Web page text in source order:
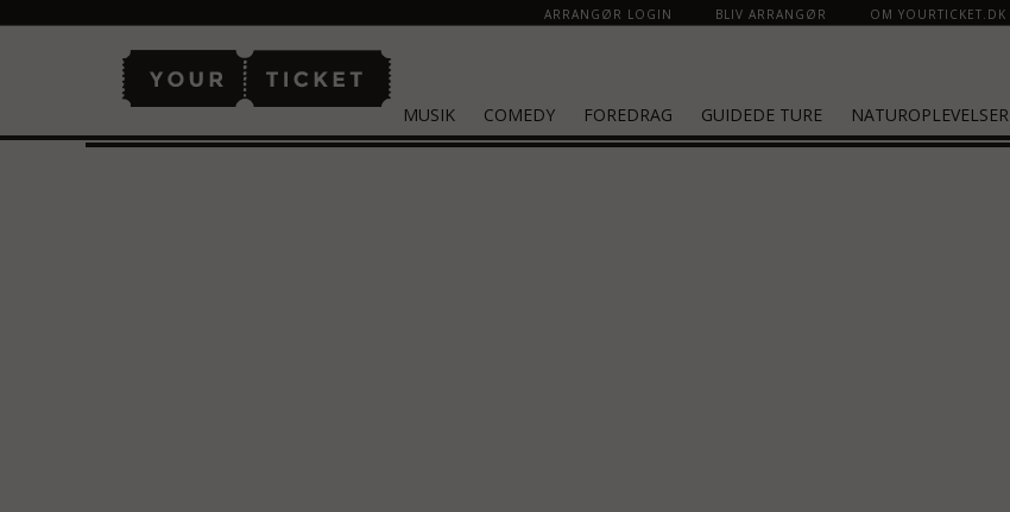
ARRANGØR LOGIN BLIV ARRANGØR OM YOURTICKET.DK
MUSIK COMEDY FOREDRAG GUIDEDE TURE NATUROPLEVELSER